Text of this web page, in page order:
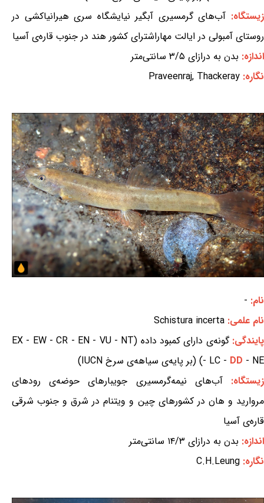
زیستگاه: آب‌های گرمسیری آبگیر نیایشگاه سری هیرانیاکشی در
روستای آمبولی در ایالت مهاراشترای کشور هند در جنوب قاره‌ی آسیا
اندازه: بدن به درازای ۳/۵ سانتی‌متر
نگاره: Praveenraj, Thackeray
نام: -
نام علمی: Schistura incerta
پایندگی:
گونه‌ی دارای کمبود داده (EX - EW - CR - EN - VU - NT
- LC - DD - NE) (بر پایه‌ی سیاهه‌ی سرخ IUCN)
زیستگاه:آب‌های نیمه‌گرمسیری جویبارهای حوضه‌ی رودهای
مروارید و هان در کشورهای چین و ویتنام در شرق و جنوب شرقی
قاره‌ی آسیا
اندازه: بدن به درازای ۱۴/۳ سانتی‌متر
نگاره: C.H.Leung